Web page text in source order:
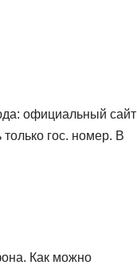
официальный сайт
гос. номер. В
Как можно